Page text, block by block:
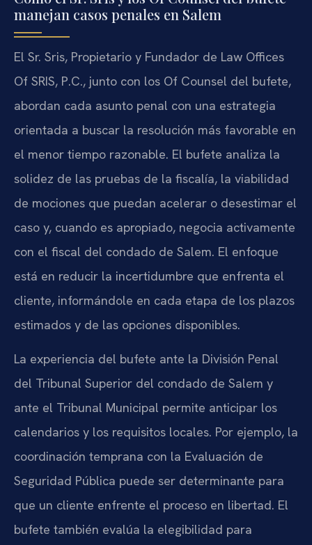
manejan casos penales en Salem
El Sr. Sris, Propietario y Fundador de Law Offices
Of SRIS, P.C., junto con los Of Counsel del bufete,
abordan cada asunto penal con una estrategia
orientada a buscar la resolución más favorable en
el menor tiempo razonable. El bufete analiza la
solidez de las pruebas de la fiscalía, la viabilidad
de mociones que puedan acelerar o desestimar el
caso y, cuando es apropiado, negocia activamente
con el fiscal del condado de Salem. El enfoque
está en reducir la incertidumbre que enfrenta el
cliente, informándole en cada etapa de los plazos
estimados y de las opciones disponibles.
La experiencia del bufete ante la División Penal
del Tribunal Superior del condado de Salem y
ante el Tribunal Municipal permite anticipar los
calendarios y los requisitos locales. Por ejemplo, la
coordinación temprana con la Evaluación de
Seguridad Pública puede ser determinante para
que un cliente enfrente el proceso en libertad. El
bufete también evalúa la elegibilidad para